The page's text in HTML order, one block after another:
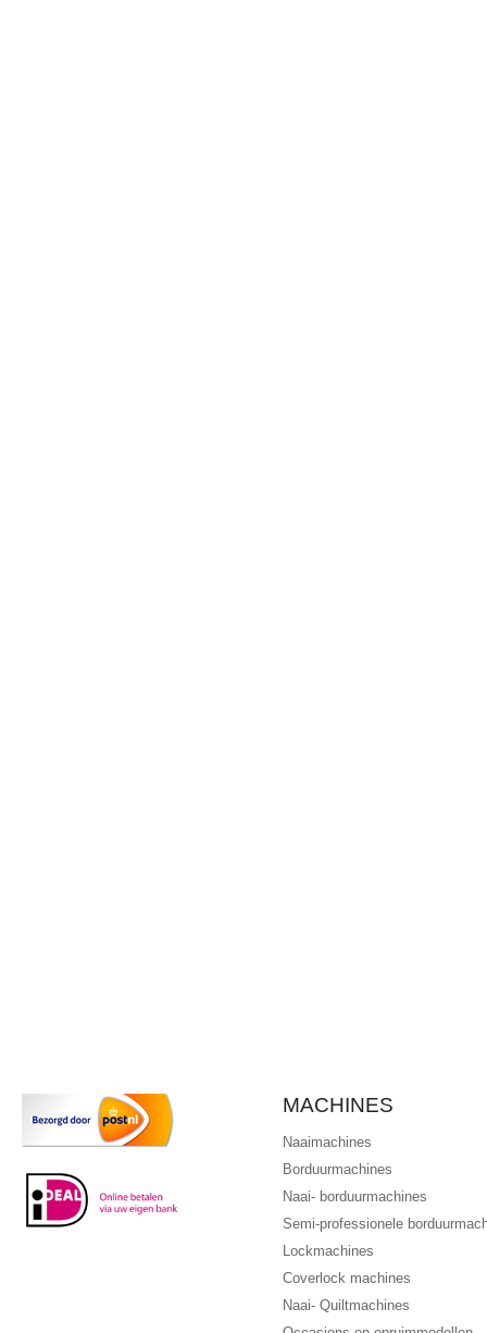
MACHINES
Naaimachines
Borduurmachines
Naai- borduurmachines
Semi-professionele
Lockmachines
Coverlock machines
Naai- Quiltmachines